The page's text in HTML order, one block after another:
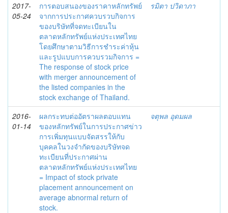
2017-
05-24
การตอบสนองของราคาหลักทรัพย์
จากการประกาศควบรวบกิจการ
ของบริษัทที่จดทะเบียนใน
ตลาดหลักทรัพย์แห่งประเทศไทย
โดยศึกษาตามวิธีการชำระค่าหุ้น
และรูปแบบการควบรวมกิจการ =
The response of stock price
with merger announcement of
the listed companies in the
stock exchange of Thailand.
รมิตา ปวิดาภา
2016-
01-14
ผลกระทบต่ออัตราผลตอบแทน
ของหลักทรัพย์ในการประกาศข่าว
การเพิ่มทุนแบบจัดสรรให้กับ
บุคคลในวงจำกัดของบริษัทจด
ทะเบียนที่ประกาศผ่าน
ตลาดหลักทรัพย์แห่งประเทศไทย
= Impact of stock private
placement announcement on
average abnormal return of
stock.
จตุพล อุดมผล